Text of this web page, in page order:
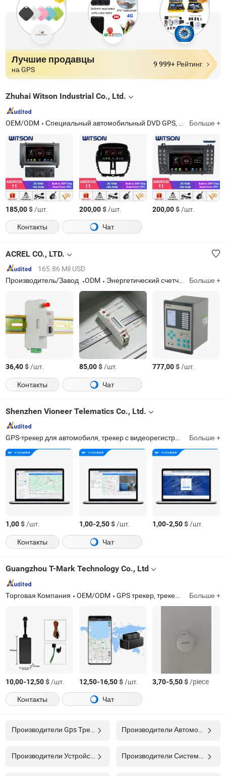
Лучшие продавцы
на GPS
9 999+ Рейтинг
Zhuhai Witson Industrial Co., Ltd.
OEM/ODM Специальный автомобильный DVD GPS, автомобильный DVD плеер, автомобильная мультимедиа, автомобильный DVD с GPS, автомобильный монитор, автомобильный GPS, автомобильное аудио, специальный автомобильный DVD, система GPS для автомобиля, автомобильное радио Больше +
185,00$/шт. 200,00$/шт. 200,00$/шт.
Контакты
Чат
ACREL CO., LTD.
165.86 Mil USD
Производитель/Завод
ODM Энергетический счетчик, трансформаторный ток, контроллер температуры и влажности, медицинская информационная система, активный фильтр мощности, статический варогенератор, зарядная станция Больше +
36,40$/шт. 85,00$/шт. 777,00$/шт.
Контакты
Чат
Shenzhen Vioneer Telematics Co., Ltd.
GPS-трекер для автомобиля, трекер с видеорегистратором, персональный трекер, трекер для домашних животных, смарт-часы, смарт-камера Больше +
1,00$/шт. 1,00-2,50$/шт. 1,00-2,50$/шт.
Контакты
Чат
Guangzhou T-Mark Technology Co., Ltd
Торговая Компания OEM/ODM GPS трекер, трекер для автомобиля, локатор транспортного средства, устройство для позиционирования электровелосипеда, антиугонный GPS трекер Больше +
10,00-12,50$/шт. 12,50-16,50$/шт. 3,70-5,50$/piece
Контакты
Чат
Производители Gps Трекер Производители Автомобильный Gps-трекер
Производители Устройство Для Отслеживания По Gps